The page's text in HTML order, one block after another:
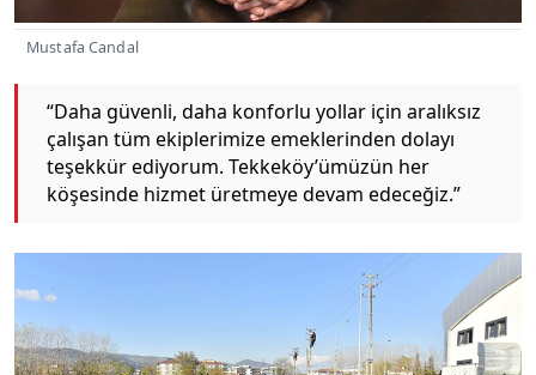
Mustafa Candal
“Daha güvenli, daha konforlu yollar için aralıksız
çalışan tüm ekiplerimize emeklerinden dolayı
teşekkür ediyorum. Tekkeköy’ümüzün her
köşesinde hizmet üretmeye devam edeceğiz.”